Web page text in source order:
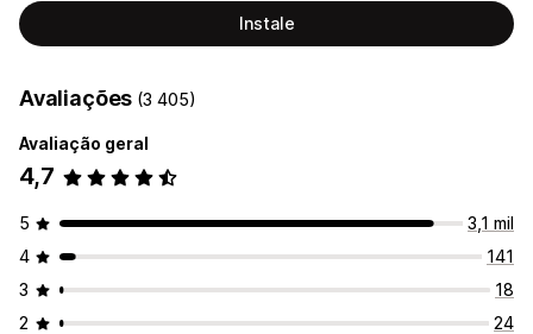
Instale
Avaliações (3 405)
Avaliação geral
4,7
5
3,1 mil
4
141
3
18
2
24